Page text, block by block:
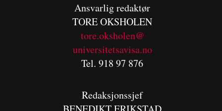
Ansvarlig redaktør
TORE OKSHOLEN
tore.oksholen@
universitetsavisa.no
Tel. 918 97 876
Redaksjonssjef